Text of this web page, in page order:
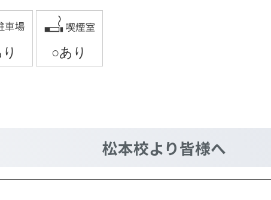
松本校より皆様へ